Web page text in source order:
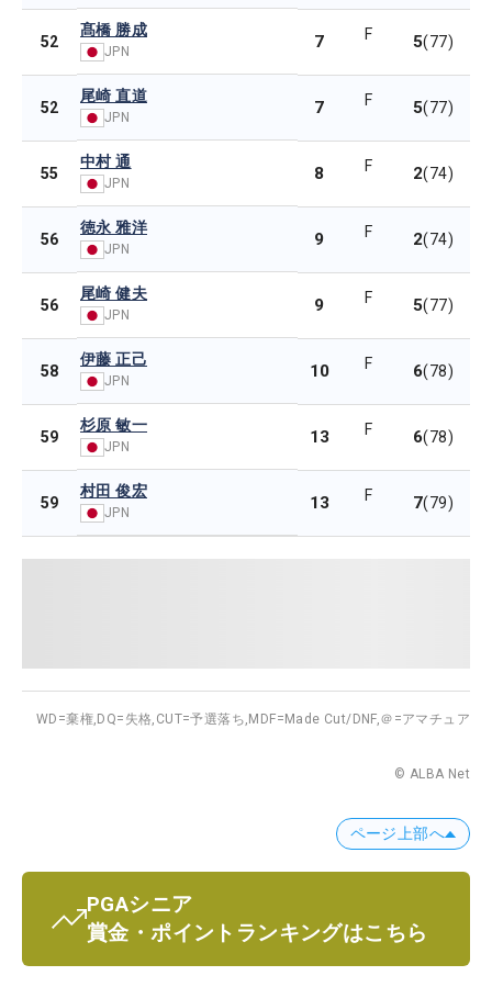
52
髙橋 勝成
JPN 7 F 5(77)
52
尾崎 直道
JPN 7 F 5(77)
55
中村 通
JPN 8 F 2(74)
56
徳永 雅洋
JPN 9 F 2(74)
56
尾崎 健夫
JPN 9 F 5(77)
58
伊藤 正己
JPN 10 F 6(78)
59
杉原 敏一
JPN 13 F 6(78)
59
村田 俊宏
JPN 13 F 7(79)
WD=棄権, DQ=失格, CUT=予選落ち, MDF=Made Cut/DNF,＠=アマチュア
© ALBA Net
ページ上部へ
PGAシニア
賞金・ポイントランキングはこちら